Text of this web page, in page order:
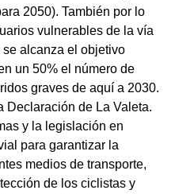
2050). También por lo
vulnerables de la vía
alcanza el objetivo
un 50% el número de
graves de aquí a 2030.
Declaración de La Valeta.
y la legislación en
para garantizar la
medios de transporte,
de los ciclistas y